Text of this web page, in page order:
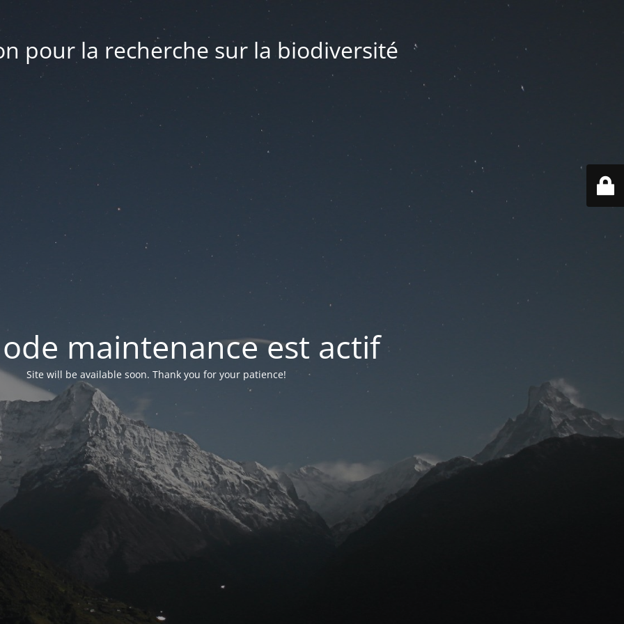
pour la recherche sur la biodiversité
maintenance est actif
Site will be available soon. Thank you for your patience!